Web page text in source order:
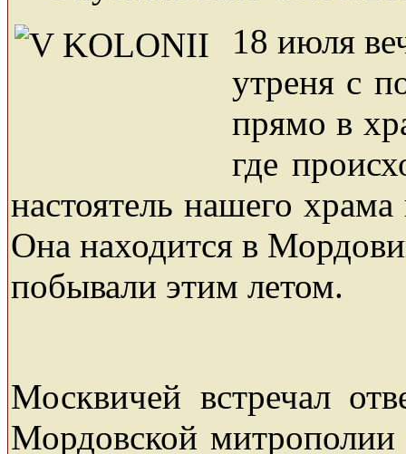
18 июля
утреня с
прямо в
где
настоятель нашего
Она находится в
побывали этим летом.
Москвичей встречал
Мордовской